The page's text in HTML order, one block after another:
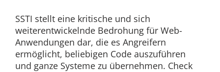
SSTI stellt eine kritische und sich
weiterentwickelnde Bedrohung für Web-
Anwendungen dar, die es Angreifern
ermöglicht, beliebigen Code auszuführen
und ganze Systeme zu übernehmen. Check